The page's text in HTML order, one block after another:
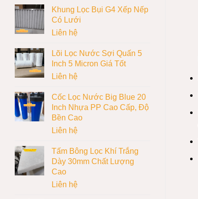
Khung Lọc Bụi G4 Xếp Nếp
Có Lưới
Liên hệ
Lõi Lọc Nước Sợi Quấn 5
Inch 5 Micron Giá Tốt
Liên hệ
Cốc Lọc Nước Big Blue 20
Inch Nhựa PP Cao Cấp, Độ
Bền Cao
Liên hệ
Tấm Bông Lọc Khí Trắng
Dày 30mm Chất Lượng
Cao
Liên hệ